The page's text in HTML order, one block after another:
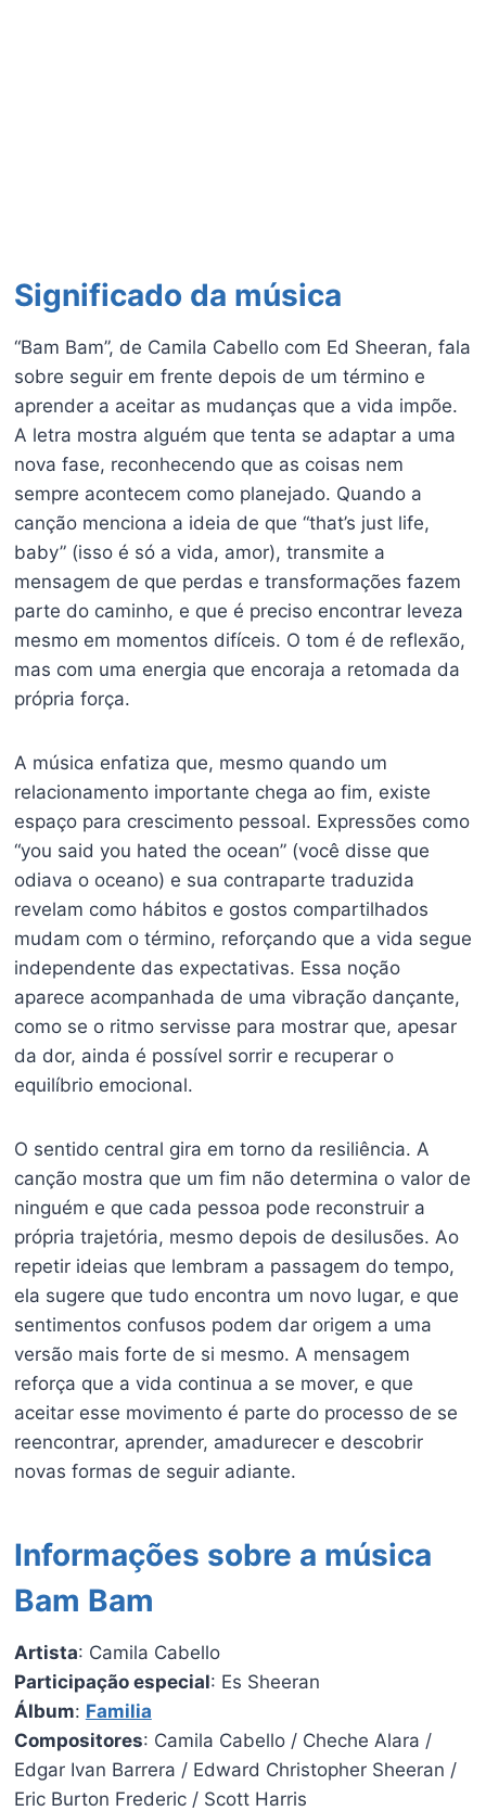
Significado da música
“Bam Bam”, de Camila Cabello com Ed Sheeran, fala
sobre seguir em frente depois de um término e
aprender a aceitar as mudanças que a vida impõe.
A letra mostra alguém que tenta se adaptar a uma
nova fase, reconhecendo que as coisas nem
sempre acontecem como planejado. Quando a
canção menciona a ideia de que “that’s just life,
baby” (isso é só a vida, amor), transmite a
mensagem de que perdas e transformações fazem
parte do caminho, e que é preciso encontrar leveza
mesmo em momentos difíceis. O tom é de reflexão,
mas com uma energia que encoraja a retomada da
própria força.
A música enfatiza que, mesmo quando um
relacionamento importante chega ao fim, existe
espaço para crescimento pessoal. Expressões como
“you said you hated the ocean” (você disse que
odiava o oceano) e sua contraparte traduzida
revelam como hábitos e gostos compartilhados
mudam com o término, reforçando que a vida segue
independente das expectativas. Essa noção
aparece acompanhada de uma vibração dançante,
como se o ritmo servisse para mostrar que, apesar
da dor, ainda é possível sorrir e recuperar o
equilíbrio emocional.
O sentido central gira em torno da resiliência. A
canção mostra que um fim não determina o valor de
ninguém e que cada pessoa pode reconstruir a
própria trajetória, mesmo depois de desilusões. Ao
repetir ideias que lembram a passagem do tempo,
ela sugere que tudo encontra um novo lugar, e que
sentimentos confusos podem dar origem a uma
versão mais forte de si mesmo. A mensagem
reforça que a vida continua a se mover, e que
aceitar esse movimento é parte do processo de se
reencontrar, aprender, amadurecer e descobrir
novas formas de seguir adiante.
Informações sobre a música
Bam Bam
Artista: Camila Cabello
Participação especial: Es Sheeran
Álbum: Familia
Compositores: Camila Cabello / Cheche Alara /
Edgar Ivan Barrera / Edward Christopher Sheeran /
Eric Burton Frederic / Scott Harris